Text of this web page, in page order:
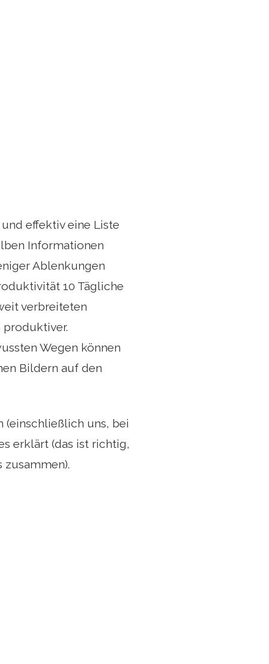
effektiv eine Liste
Informationen
Ablenkungen
10 Tägliche
verbreiteten
Wegen können
Bildern auf den
(einschließlich uns, bei
erklärt (das ist richtig,